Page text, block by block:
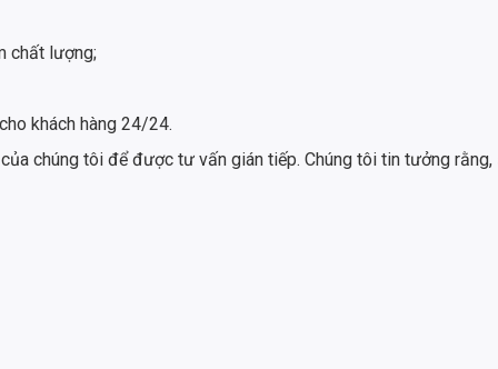
chất lượng;
khách hàng 24/24.
chúng tôi để được tư vấn gián tiếp. Chúng tôi tin tưởng rằng,